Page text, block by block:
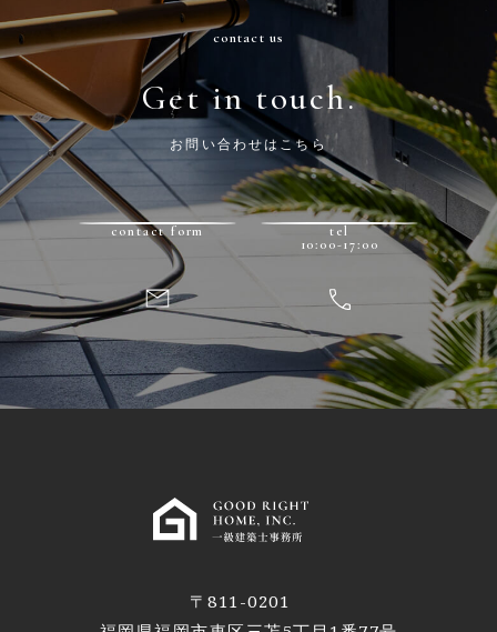
contact us
Get in touch.
お問い合わせはこちら
contact form
tel
10:00-17:00
〒811-0201